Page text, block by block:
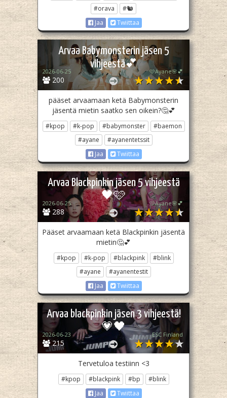
#orava
#🐿
Jaa
Twiittaa
Arvaa Babymonsterin jäsen 5
vihjeestä💕
200
2026-06-25 🩷Ayane🌸💕
pääset arvaamaan ketä Babymonsterin
jäsentä mietin saatko sen oikein?🤔💕
#kpop #k-pop #babymonster
#baemon
#ayane
#ayanentetssit
Jaa
Twiittaa
Arvaa Blackpinkin jäsen 5 vihjeestä
🖤🩷
288
2026-06-25 🩷Ayane🌸💕
Pääset arvaamaan ketä Blackpinkin jäsentä
mietin🤔💕
#kpop #k-pop #blackpink
#blink
#ayane
#ayanentestit
Jaa
Twiittaa
Arvaa blackpinkin jäsen 3 vihjeestä!
💗🖤
215
2026-06-23 ESC Finland
Tervetuloa testiinn <3
#kpop #blackpink #bp
#blink
Jaa
Twiittaa